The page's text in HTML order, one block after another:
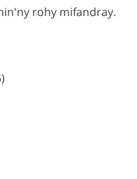
rohy mifandray.